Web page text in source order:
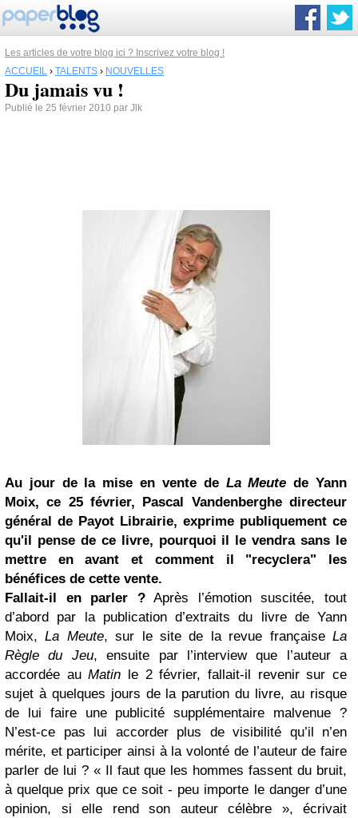
Les articles de votre blog ici ? Inscrivez votre blog !
ACCUEIL › TALENTS › NOUVELLES
Du jamais vu !
Publié le 25 février 2010 par Jlk
Au jour de la mise en vente de La Meute de Yann
Moix, ce 25 février, Pascal Vandenberghe directeur
général de Payot Librairie, exprime publiquement ce
qu'il pense de ce livre, pourquoi il le vendra sans le
mettre en avant et comment il "recyclera" les
bénéfices de cette vente.
Fallait-il en parler ?Après l’émotion suscitée, tout
d’abord par la publication d’extraits du livre de Yann
Moix,La Meute, sur le site de la revue françaiseLa
Règle du Jeu, ensuite par l’interview que l’auteur a
accordée auMatin le 2 février, fallait-il revenir sur ce
sujet à quelques jours de la parution du livre, au risque
de lui faire une publicité supplémentaire malvenue ?
N’est-ce pas lui accorder plus de visibilité qu’il n’en
mérite, et participer ainsi à la volonté de l’auteur de faire
parler de lui ? « Il faut que les hommes fassent du bruit,
à quelque prix que ce soit - peu importe le danger d’une
opinion, si elle rend son auteur célèbre », écrivait